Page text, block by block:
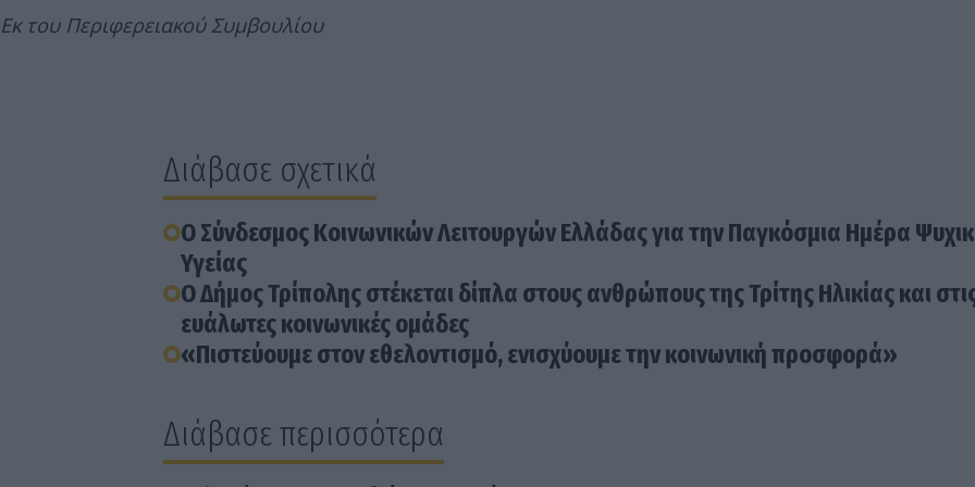
Εκ του Περιφερειακού Συμβουλίου
Διάβασε σχετικά
Ο Σύνδεσμος Κοινωνικών Λειτουργών Ελλάδας για την Παγκόσμια Ημέρα
Υγείας
Ο Δήμος Τρίπολης στέκεται δίπλα στους ανθρώπους της Τρίτης Ηλικίας και
ευάλωτες κοινωνικές ομάδες
«Πιστεύουμε στον εθελοντισμό, ενισχύουμε την κοινωνική προσφορά»
Διάβασε περισσότερα